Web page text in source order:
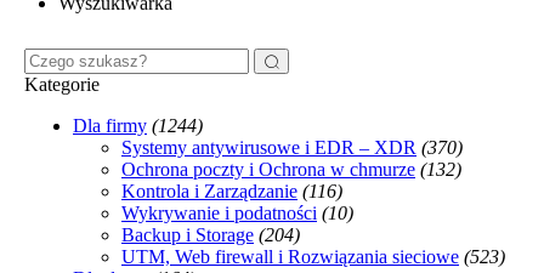
Kategorie
Dla firmy (1244)
Systemy antywirusowe i EDR – XDR (370)
Ochrona poczty i Ochrona w chmurze (132)
Kontrola i Zarządzanie (116)
Wykrywanie i podatności (10)
Backup i Storage (204)
UTM, Web firewall i Rozwiązania sieciowe (523)